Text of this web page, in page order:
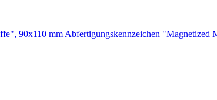
Abfertigungskennzeichen "Magnetized